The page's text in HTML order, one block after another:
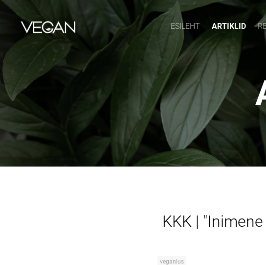
ESILEHT ARTIKLID
KKK |
veganlus